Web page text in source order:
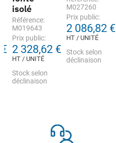
isolé
Référence:
M019643
Prix public:
2 328,62 €
HT / UNITÉ
Stock selon
déclinaison
M027260
Prix public:
2 086,82 €
HT / UNITÉ
Stock selon
déclinaison